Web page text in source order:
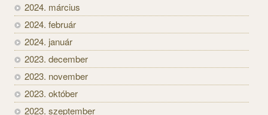
2024. március
2024. február
2024. január
2023. december
2023. november
2023. október
2023. szeptember